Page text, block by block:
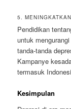
5.
Pendidikan
untuk
tanda-tanda
Kampanye
termasuk
Kesimpulan